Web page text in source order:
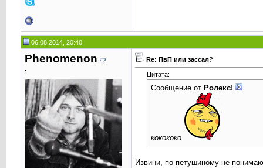
06.08.2014, 20:40
Phenomenоn Re: ПвП или зассал?
Цитата:
Сообщение от Ролекс!
кокококо
Извини, по-петушиному не